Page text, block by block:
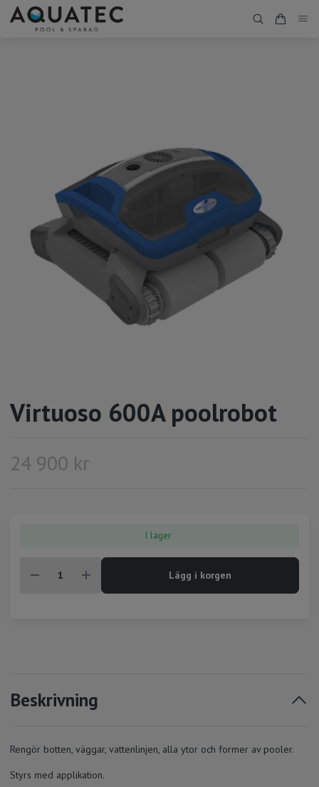
Virtuoso 600A poolrobot
24 900 kr
I lager
Lägg i korgen
Beskrivning
Rengör botten, väggar, vattenlinjen, alla ytor och former av pooler.
Styrs med applikation.